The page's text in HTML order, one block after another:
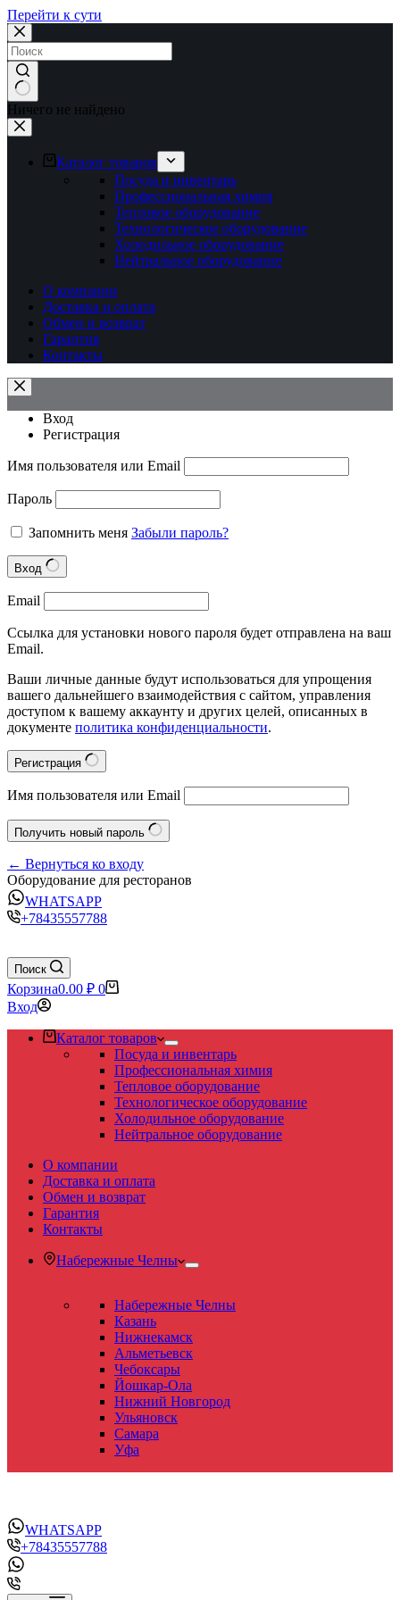
Перейти к сути
Ничего не найдено
Каталог товаров
Посуда и инвентарь
Профессиональная химия
Тепловое оборудование
Технологическое оборудование
Холодильное оборудование
Нейтральное оборудование
О компании
Доставка и оплата
Обмен и возврат
Гарантия
Контакты
Вход
Регистрация
Имя пользователя или Email
Пароль
Запомнить меня Забыли пароль?
Вход
Email
Ссылка для установки нового пароля будет отправлена на ваш
Email.
Ваши личные данные будут использоваться для упрощения
вашего дальнейшего взаимодействия с сайтом, управления
доступом к вашему аккаунту и других целей, описанных в
документе политика конфиденциальности.
Регистрация
Имя пользователя или Email
Получить новый пароль
← Вернуться ко входу
Оборудование для ресторанов
WHATSAPP
+78435557788
Поиск
Корзина0.00 ₽ 0
Вход
Каталог товаров
Посуда и инвентарь
Профессиональная химия
Тепловое оборудование
Технологическое оборудование
Холодильное оборудование
Нейтральное оборудование
О компании
Доставка и оплата
Обмен и возврат
Гарантия
Контакты
Набережные Челны
Набережные Челны
Казань
Нижнекамск
Альметьевск
Чебоксары
Йошкар-Ола
Нижний Новгород
Ульяновск
Самара
Уфа
WHATSAPP
+78435557788